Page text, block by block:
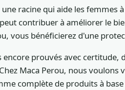
racine qui aide les
contribuer à améliorer le
vous bénéficierez d'une
encore prouvés avec
Maca Perou, nous
complète de produits à